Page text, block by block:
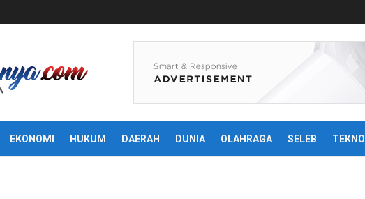
EKONOMI HUKUM DAERAH DUNIA OLAHRAGA SELEB TEKNO